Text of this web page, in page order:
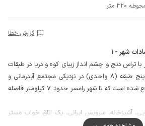
گزارش خطا
شهر - 1
تراس دنج و چشم انداز زیبای کوه و دریا در طبقات
اول تا چهارم یک ساختمان پنج طبقه (8 واحدی) در نزدیکی مجتمع آبدرمانی و
آبگرم معدنی سادات شهر واقع شده است که تا شهر رامسر حدود 7 کیلومتر فاصله
آشپزخانه، سرویس ایرانی، یک اتاق خواب مستر